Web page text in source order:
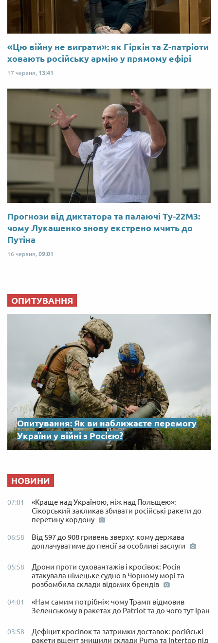
«Цю війну не виграти»: як Гіркін та Z-патріоти
ховають російську армію у прямому ефірі
17 червня, 13:41
Прогнози від диктатора та палаючі Ту-22М3:
чому Лукашенко знову екстрено мчить до
Путіна
16 червня, 09:01
ОПИТУВАННЯ
Опитування: Як ви наближаєте перемогу
України у війні з Росією?
НОВИНИ
07:01
«Краще над Україною, ніж над Польщею»:
Сікорський закликав збивати російські ракети до
перетину кордону
06:58
Від 597 до 908 гривень зверху: кому держава
доплачуватиме до пенсії за особливі заслуги
05:58
Дрони проти суховантажів і кросівок: Росія
атакувала німецьке судно в Чорному морі та
розбомбила склади відомих брендів
04:01
«Нам самим потрібні»: чому Трамп відмовив
Зеленському в ракетах до Patriot та до чого тут Іран
03:58
Дефіцит кросівок та затримки доставок: російські
ракети вщент знищили склади Puma та Intertop під